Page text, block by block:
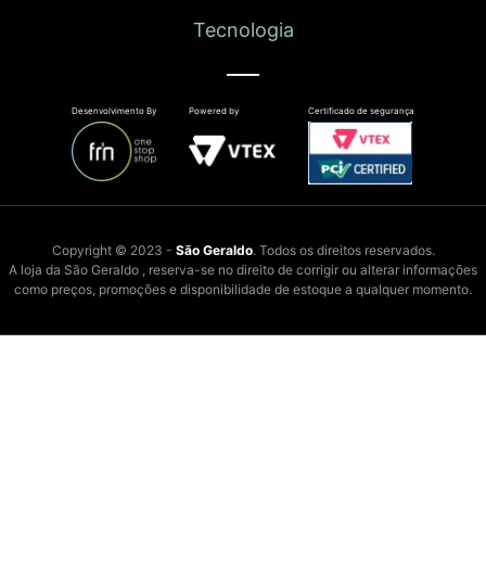
Tecnologia
Desenvolvimento By Powered by Certificado de segurança
Copyright © 2023 - São Geraldo. Todos os direitos reservados.
A loja da São Geraldo , reserva-se no direito de corrigir ou alterar informações
como preços, promoções e disponibilidade de estoque a qualquer momento.